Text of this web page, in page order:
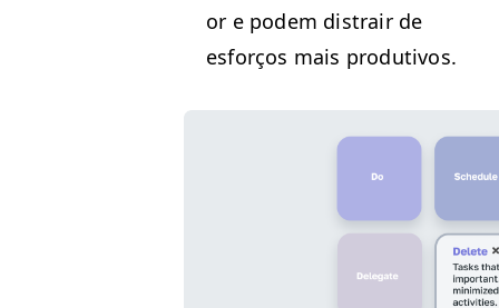
or e podem dis­trair de
esforços mais produtivos.